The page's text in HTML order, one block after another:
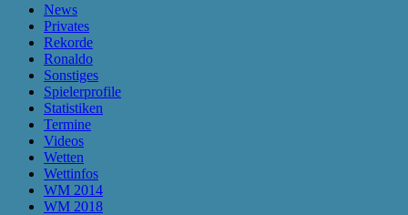
News
Privates
Rekorde
Ronaldo
Sonstiges
Spielerprofile
Statistiken
Termine
Videos
Wetten
Wettinfos
WM 2014
WM 2018